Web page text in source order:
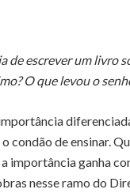
de escrever um livro
O que levou o
condão de ensinar.
importância ganha
nesse ramo do